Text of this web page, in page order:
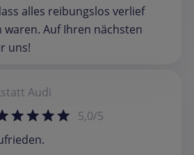
alles reibungslos verlief
waren. Auf Ihren nächsten
uns!
Audi
5,0/5